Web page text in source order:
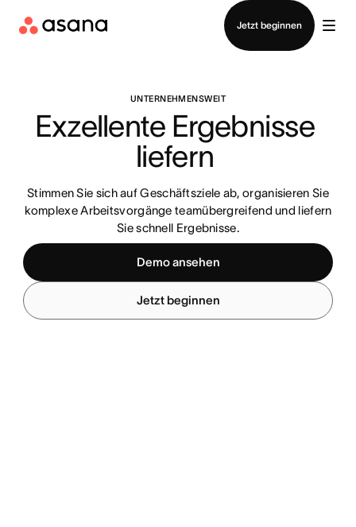
Jetzt beginnen
Vertrieb kontaktieren
UNTERNEHMENSWEIT
Exzellente Ergebnisse
liefern
Stimmen Sie sich auf Geschäftsziele ab, organisieren Sie
komplexe Arbeitsvorgänge teamübergreifend und liefern
Sie schnell Ergebnisse.
Demo ansehen
Jetzt beginnen